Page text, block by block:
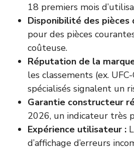
18 premiers mois
Disponibilité des pièces
pour des pièces
coûteuse.
Réputation de la
les classements (ex.
spécialisés signalent un
Garantie constructeur
2026, un indicateur très
Expérience utilisateur :
d’affichage d’erreurs